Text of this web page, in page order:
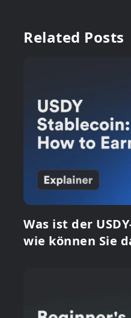
Related Posts
Was ist der
wie können Sie